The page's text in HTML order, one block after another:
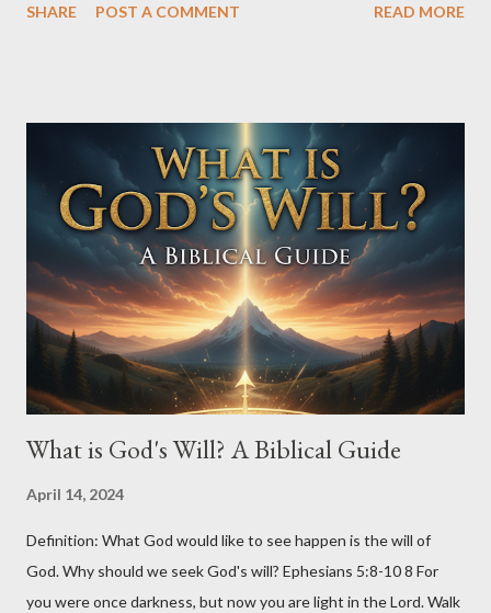
విపరీతాలు పరిశుద్ధ గ్రంథములోని కడవరి కాలపు సూచనలు (repeat)
ధారంగా దేవుడు నీకు ఇచ్చినట్టివి (repeat) నిన్నటి వరకు కొరతే లేదని
అన్నారు (2x) ఒక్క గడియలో ఎందరెందరో బికారులయ్యారు (2x)
ఆగవేమయ్యా... ఈ మాట వినవయ్యా... నీ గుండె తలుపులు తెరచి యేసుని
పిలుచుకో వయ్యా (repeat) కాలం సమయం నాదే అంటు -
అనుకుంటున్నావా రోజులన్నీ నావే అంటు - జీవిస్తున్నావా (repeat)
SHARE POST A COMMENT READ MORE
What is God's Will? A Biblical Guide
April 14, 2024
Definition: What God would like to see happen is the will of
God. Why should we seek God's will? Ephesians 5:8-10 8 For
you were once darkness, but now you are light in the Lord. Walk